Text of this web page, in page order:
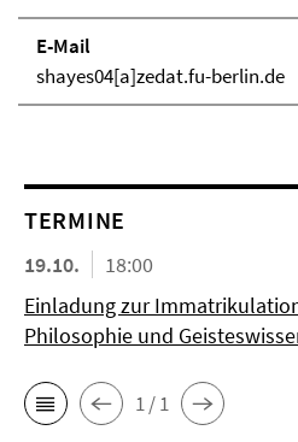
E-Mail
shayes04[a]zedat.fu-berlin.de
TERMINE
19.10.
18:00
Einladung zur
Philosophie und
1 / 1